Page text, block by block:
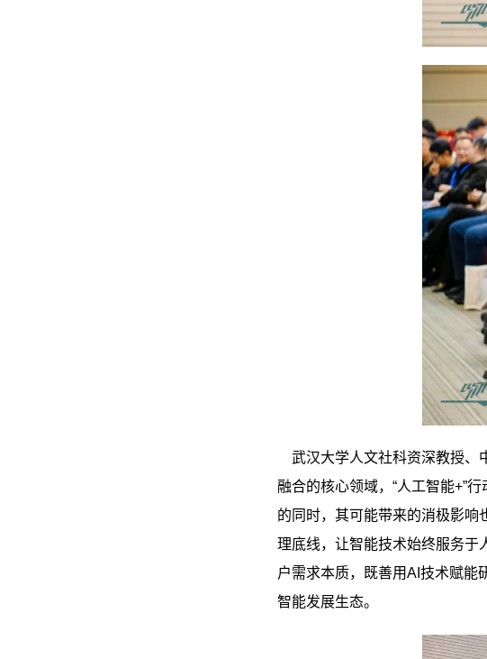
武汉大学人文社科资深教授、
融合的核心领域，“人工智能+”
的同时，其可能带来的消极影响
理底线，让智能技术始终服务于
户需求本质，既善用AI技术赋能
智能发展生态。